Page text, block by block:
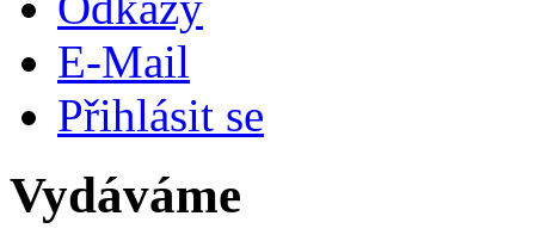
E-Mail
Přihlásit se
Vydáváme